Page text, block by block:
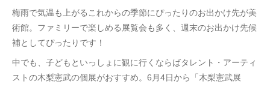
梅雨で気温も上がるこれからの季節にぴったりのお出かけ先が美
術館。ファミリーで楽しめる展覧会も多く、週末のお出かけ先候
補としてぴったりです！
中でも、子どもといっしょに観に行くならばタレント・アーティ
ストの木梨憲武の個展がおすすめ。6月4日から「木梨憲武展